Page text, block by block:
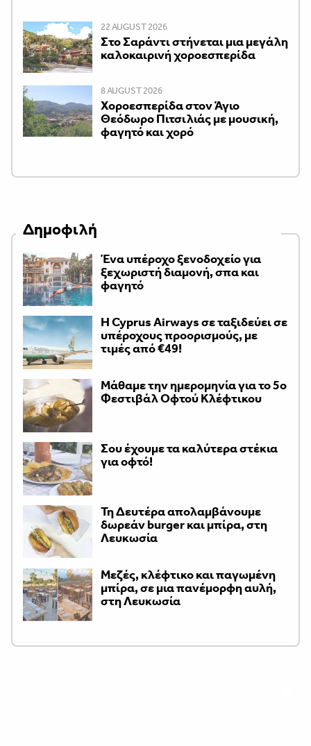
22 AUGUST 2026
Στο Σαράντι στήνεται μια μεγάλη
καλοκαιρινή χοροεσπερίδα
8 AUGUST 2026
Χοροεσπερίδα στον Άγιο
Θεόδωρο Πιτσιλιάς με μουσική,
φαγητό και χορό
Δημοφιλή
Ένα υπέροχο ξενοδοχείο για
ξεχωριστή διαμονή, σπα και
φαγητό
H Cyprus Airways σε ταξιδεύει σε
υπέροχους προορισμούς, με
τιμές από €49!
Μάθαμε την ημερομηνία για το 5ο
Φεστιβάλ Οφτού Κλέφτικου
Σου έχουμε τα καλύτερα στέκια
για οφτό!
Τη Δευτέρα απολαμβάνουμε
δωρεάν burger και μπίρα, στη
Λευκωσία
Μεζές, κλέφτικο και παγωμένη
μπίρα, σε μια πανέμορφη αυλή,
στη Λευκωσία